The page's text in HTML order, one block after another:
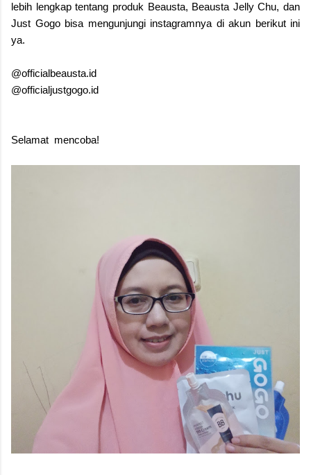
lebih lengkap tentang produk Beausta, Beausta Jelly Chu, dan
Just Gogo bisa mengunjungi instagramnya di akun berikut ini
ya.
@officialbeausta.id
@officialjustgogo.id
Selamat mencoba!